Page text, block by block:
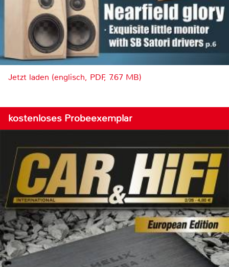
Jetzt laden (englisch, PDF, 7.67 MB)
kostenloses Probeexemplar